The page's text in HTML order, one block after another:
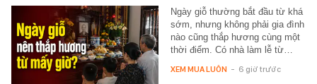
Ngày giỗ thường bắt đầu từ khá
sớm, nhưng không phải gia đình
nào cũng thắp hương cùng một
thời điểm. Có nhà làm lễ từ…
XEM MUA LUÔN - 6 giờ trước